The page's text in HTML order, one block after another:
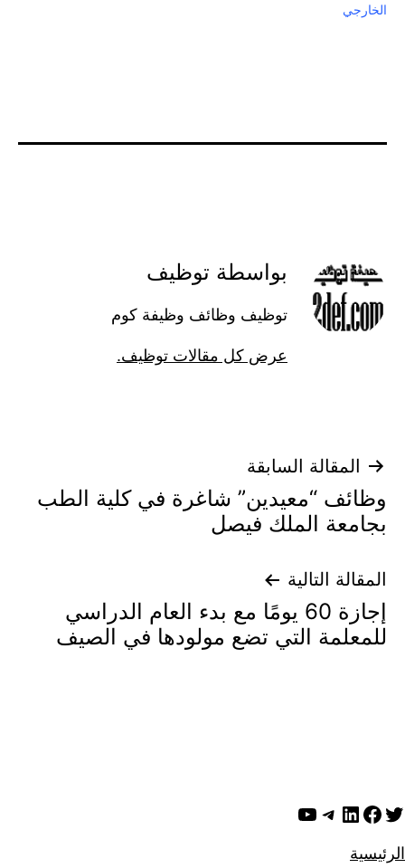
الخارجي
بواسطة توظيف
توظيف وظائف وظيفة كوم
عرض كل مقالات توظيف.
تصفّح
المقالات
المقالة السابقة
وظائف “معيدين” شاغرة في كلية الطب
بجامعة الملك فيصل
المقالة التالية
إجازة 60 يومًا مع بدء العام الدراسي
للمعلمة التي تضع مولودها في الصيف
تويترفيسبوك
لينكد إن تيليجرام
يوتيوب
الرئيسية